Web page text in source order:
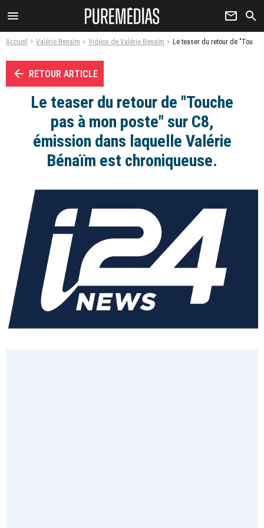
menu newsletter search
Accueil Valérie Benaïm Vidéos de Valérie Benaïm Le teaser du retour de "Touche pas à mon poste" sur C8, émission dans laquelle Valérie Bénaïm est chroniqueuse. - Vidéo
arrow_left RETOUR ARTICLE
Le teaser du retour de "Touche
pas à mon poste" sur C8,
émission dans laquelle Valérie
Bénaïm est chroniqueuse.